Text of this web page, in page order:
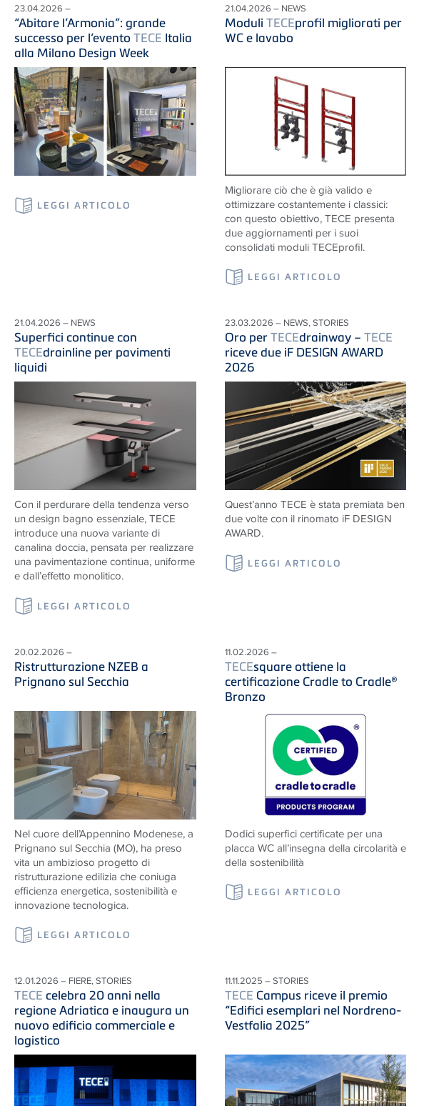
23.04.2026 –
“Abitare l’Armonia”: grande
successo per l’evento TECE Italia
alla Milano Design Week
LEGGI ARTICOLO
21.04.2026 – NEWS
Moduli TECEprofil migliorati per
WC e lavabo
Migliorare ciò che è già valido e
ottimizzare costantemente i classici:
con questo obiettivo, TECE presenta
due aggiornamenti per i suoi
consolidati moduli TECEprofil.
LEGGI ARTICOLO
21.04.2026 – NEWS
Superfici continue con
TECEdrainline per pavimenti
liquidi
Con il perdurare della tendenza verso
un design bagno essenziale, TECE
introduce una nuova variante di
canalina doccia, pensata per realizzare
una pavimentazione continua, uniforme
e dall’effetto monolitico.
LEGGI ARTICOLO
23.03.2026 – NEWS, STORIES
Oro perTECEdrainway – TECE
riceve due iF DESIGN AWARD
2026
Quest’anno TECE è stata premiata ben
due volte con il rinomato iF DESIGN
AWARD.
LEGGI ARTICOLO
20.02.2026 –
Ristrutturazione NZEB a
Prignano sul Secchia
Nel cuore dell’Appennino Modenese, a
Prignano sul Secchia (MO), ha preso
vita un ambizioso progetto di
ristrutturazione edilizia che coniuga
efficienza energetica, sostenibilità e
innovazione tecnologica.
LEGGI ARTICOLO
11.02.2026 –
TECEsquare ottiene la
certificazione Cradle to Cradle®
Bronzo
Dodici superfici certificate per una
placca WC all’insegna della circolarità e
della sostenibilità
LEGGI ARTICOLO
12.01.2026 – FIERE, STORIES
TECE celebra 20 anni nella
regione Adriatica e inaugura un
nuovo edificio commerciale e
logistico
11.11.2025 – STORIES
TECE Campus riceve il premio
“Edifici esemplari nel Nordreno-
Vestfalia 2025”